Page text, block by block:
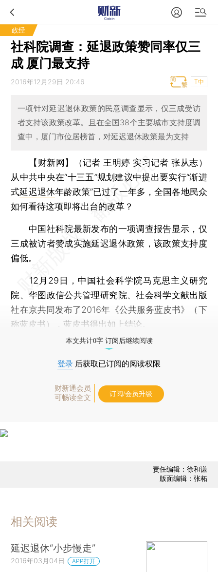
政经
社科院调查：延退政策赞同率仅三
成 厦门最支持
2016年12月29日 20:46 T中
一项针对延迟退休政策的民意调查显示，仅三成受访
者支持该政策改革。且在全国38个主要城市支持度调
查中，厦门市位居榜首，对延迟退休政策最为支持
【财新网】（记者 王明婷 实习记者 张从志）
从中共中央在“十三五”规划建议中提出要实行“渐进
式延迟退休年龄政策”已过了一年多，全国各地民众
如何看待这项即将出台的改革？
中国社科院最新发布的一项调查报告显示，仅
三成被访者赞成实施延迟退休政策，该政策支持度
偏低。
12月29日，中国社会科学院马克思主义研究
院、华图政信公共管理研究院、社会科学文献出版
社在京共同发布了2016年《公共服务蓝皮书》（下
称蓝皮书），蓝皮书得出如上结论。
本文共计0字 订阅后继续阅读
登录 后获取已订阅的阅读权限
财新通会员
可畅读全文
订阅/会员升级
责任编辑：徐和谦
版面编辑：张柘
相关阅读
延迟退休“小步慢走”
2016年03月04日 APP打开